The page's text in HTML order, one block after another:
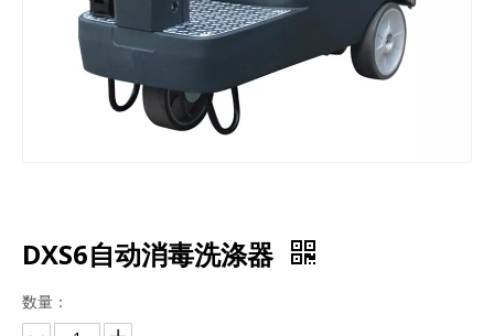
DXS6自动消毒洗涤器
数量：